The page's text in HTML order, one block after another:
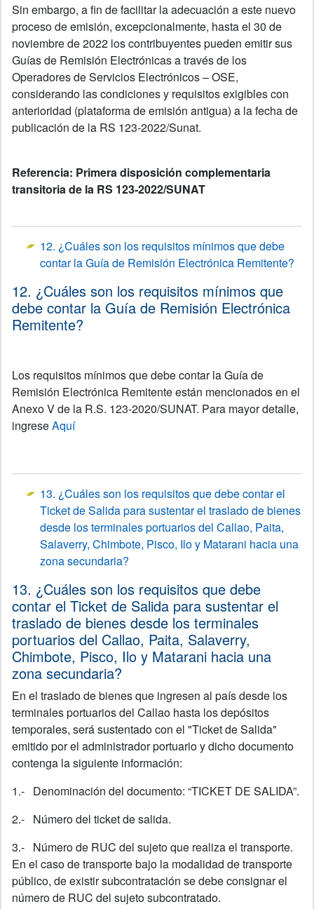
Sin embargo, a fin de facilitar la adecuación a este nuevo
proceso de emisión, excepcionalmente, hasta el 30 de
noviembre de 2022 los contribuyentes pueden emitir sus
Guías de Remisión Electrónicas a través de los
Operadores de Servicios Electrónicos – OSE,
considerando las condiciones y requisitos exigibles con
anterioridad (plataforma de emisión antigua) a la fecha de
publicación de la RS 123-2022/Sunat.
Referencia: Primera disposición complementaria
transitoria de la RS 123-2022/SUNAT
12. ¿Cuáles son los requisitos mínimos que debe
contar la Guía de Remisión Electrónica Remitente?
12. ¿Cuáles son los requisitos mínimos que
debe contar la Guía de Remisión Electrónica
Remitente?
Los requisitos mínimos que debe contar la Guía de
Remisión Electrónica Remitente están mencionados en el
Anexo V de la R.S. 123-2020/SUNAT. Para mayor detalle,
ingreseAquí
13. ¿Cuáles son los requisitos que debe contar el
Ticket de Salida para sustentar el traslado de bienes
desde los terminales portuarios del Callao, Paita,
Salaverry, Chimbote, Pisco, Ilo y Matarani hacia una
zona secundaria?
13. ¿Cuáles son los requisitos que debe
contar el Ticket de Salida para sustentar el
traslado de bienes desde los terminales
portuarios del Callao, Paita, Salaverry,
Chimbote, Pisco, Ilo y Matarani hacia una
zona secundaria?
En el traslado de bienes que ingresen al país desde los
terminales portuarios del Callao hasta los depósitos
temporales, será sustentado con el "Ticket de Salida"
emitido por el administrador portuario y dicho documento
contenga la siguiente información:
1.- Denominación del documento: “TICKET DE SALIDA”.
2.- Número del ticket de salida.
3.- Número de RUC del sujeto que realiza el transporte.
En el caso de transporte bajo la modalidad de transporte
público, de existir subcontratación se debe consignar el
número de RUC del sujeto subcontratado.